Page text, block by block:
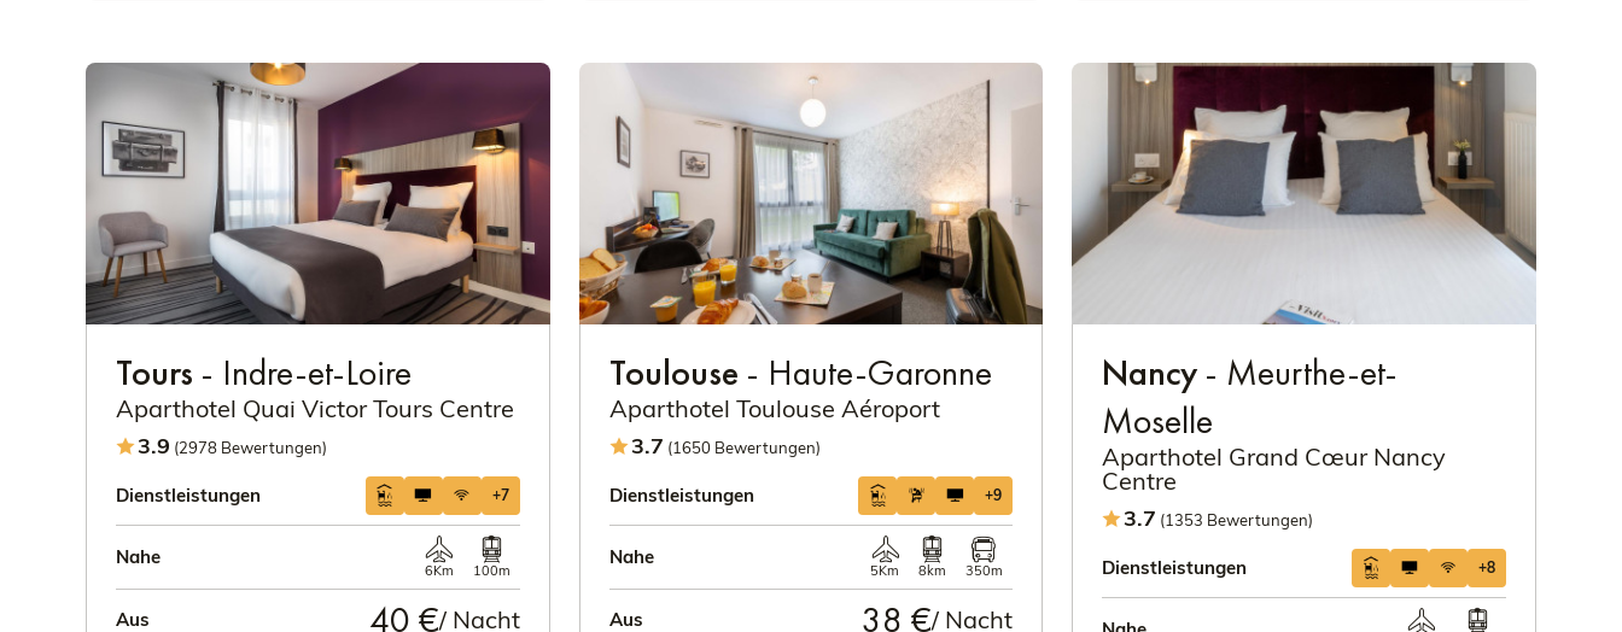
Tours - Indre-et-Loire
Aparthotel Quai Victor Tours Centre
3.9 (2978 Bewertungen)
Dienstleistungen +7
Nahe
6Km 100m
Aus 40 €/ Nacht
Toulouse - Haute-Garonne
Aparthotel Toulouse Aéroport
3.7 (1650 Bewertungen)
Dienstleistungen +9
Nahe
5Km 8km 350m
Aus 38 €/ Nacht
Nancy - Meurthe-et-
Moselle
Aparthotel Grand Cœur Nancy
Centre
3.7 (1353 Bewertungen)
Dienstleistungen +8